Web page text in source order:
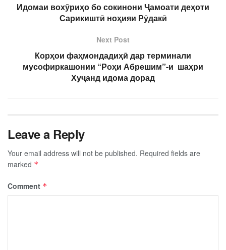
Идомаи вохӯриҳо бо сокинони Ҷамоати деҳоти
Сарикиштӣ ноҳияи Рӯдакӣ
Next Post
Корҳои фаҳмондадиҳӣ дар терминали
мусофиркашонии “Роҳи Абрешим”-и шаҳри
Хуҷанд идома дорад
Leave a Reply
Your email address will not be published. Required fields are
marked *
Comment *